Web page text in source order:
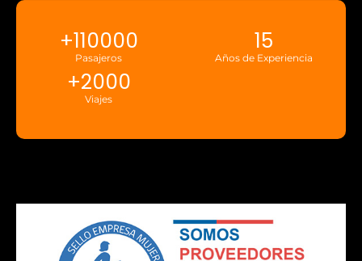
Pasajeros
+110000
Años de Experiencia
15
Viajes
+2000